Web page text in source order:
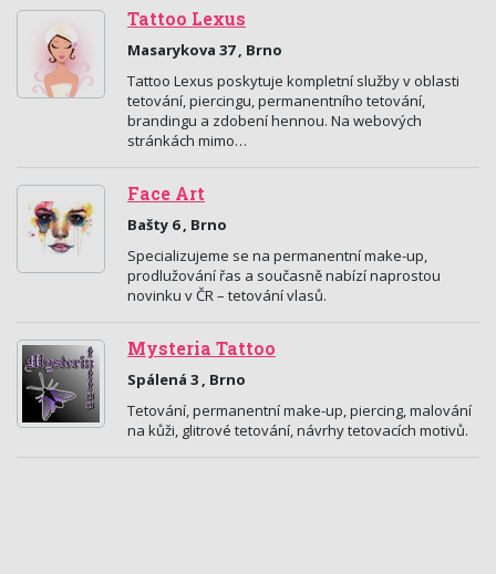
Tattoo Lexus
Masarykova 37 , Brno
Tattoo Lexus poskytuje kompletní služby v oblasti
tetování, piercingu, permanentního tetování,
brandingu a zdobení hennou. Na webových
stránkách mimo…
Face Art
Bašty 6 , Brno
Specializujeme se na permanentní make-up,
prodlužování řas a současně nabízí naprostou
novinku v ČR – tetování vlasů.
Mysteria Tattoo
Spálená 3 , Brno
Tetování, permanentní make-up, piercing, malování
na kůži, glitrové tetování, návrhy tetovacích motivů.